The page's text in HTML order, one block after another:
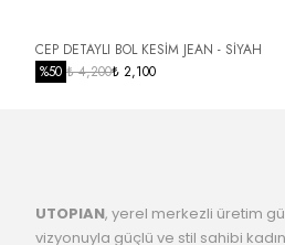
CEP DETAYLI BOL KESİM JEAN - SİYAH
%50 ₺ 4,200₺ 2,100
UTOPIAN, yerel merkezli üretim
vizyonuyla güçlü ve stil sahibi